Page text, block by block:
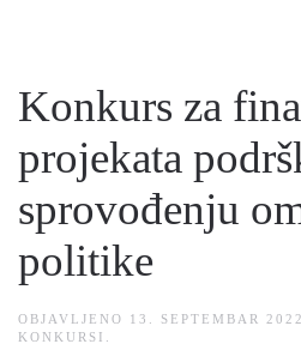
Konkurs za
projekata
sprovođenju
politike
OBJAVLJENO 13. SEPTEMBAR
KONKURSI